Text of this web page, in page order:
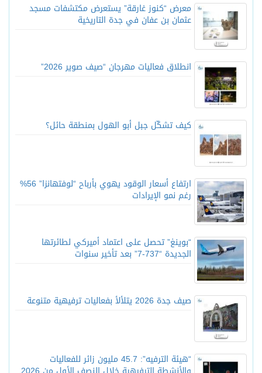
معرض “كنوز غارقة” يستعرض مكتشفات مسجد
عثمان بن عفان في جدة التاريخية
انطلاق فعاليات مهرجان “صيف صوير 2026”
كيف تشكّل جبل أبو الهول بمنطقة حائل؟
ارتفاع أسعار الوقود يهوي بأرباح “لوفتهانزا” 56%
رغم نمو الإيرادات
“بوينغ” تحصل على اعتماد أميركي لطائرتها
الجديدة “737-7” بعد تأخير سنوات
صيف جدة 2026 يتلألأ بفعاليات ترفيهية متنوعة
“هيئة الترفيه”: 45.7 مليون زائر للفعاليات